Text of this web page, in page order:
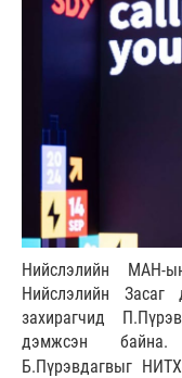
Нийслэлийн МАН-
Нийслэлийн Засаг
захирагчид
дэмжсэн
Б.Пүрэвдагвыг